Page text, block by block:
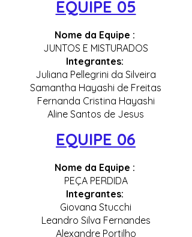
EQUIPE 05
Nome da Equipe :
JUNTOS E MISTURADOS
Integrantes:
Juliana Pellegrini da Silveira
Samantha Hayashi de Freitas
Fernanda Cristina Hayashi
Aline Santos de Jesus
EQUIPE 06
Nome da Equipe :
PEÇA PERDIDA
Integrantes:
Giovana Stucchi
Leandro Silva Fernandes
Alexandre Portilho